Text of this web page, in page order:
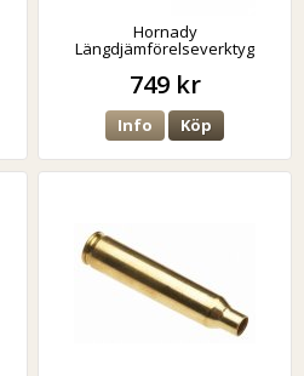
Hornady
Längdjämförelseverktyg
749 kr
Info Köp